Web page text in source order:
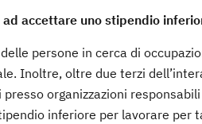
accettare uno stipendio
persone in cerca di
Inoltre, oltre due terzi
organizzazioni
inferiore per lavorare per